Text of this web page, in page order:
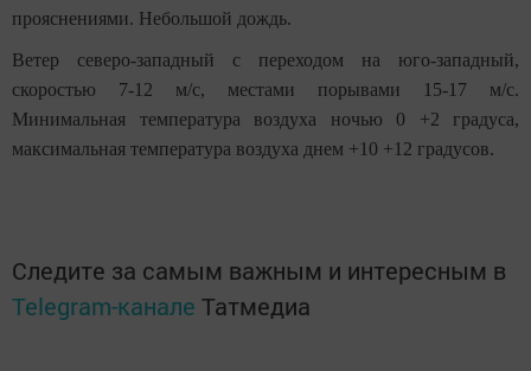
прояснениями. Небольшой дождь.
Ветер северо-западный с переходом на юго-западный,
скоростью 7-12 м/с, местами порывами 15-17 м/с.
Минимальная температура воздуха ночью 0 +2 градуса,
максимальная температура воздуха днем +10 +12 градусов.
Следите за самым важным и интересным в
Telegram-канале Татмедиа